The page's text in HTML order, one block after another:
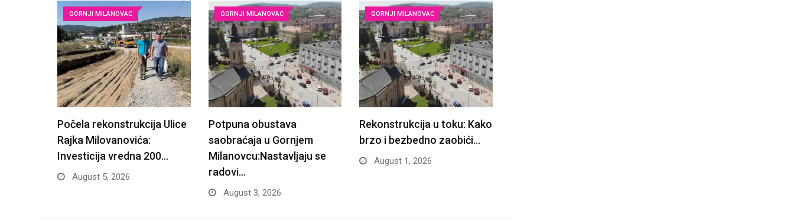
GORNJI MILANOVAC
Počela rekonstrukcija Ulice
Rajka Milovanovića:
Investicija vredna 200…
August 5, 2026
GORNJI MILANOVAC
Potpuna obustava
saobraćaja u Gornjem
Milanovcu:Nastavljaju se
radovi…
August 3, 2026
GORNJI MILANOVAC
Rekonstrukcija u toku: Kako
brzo i bezbedno zaobići…
August 1, 2026